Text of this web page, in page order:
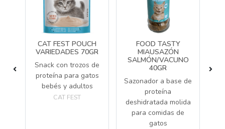
CAT FEST POUCH
VARIEDADES 70GR
Snack con trozos de
proteína para gatos
bebés y adultos
CAT FEST
FOOD TASTY
MIAUSAZÓN
SALMÓN/VACUNO
40GR
Sazonador a base de
proteína
deshidratada molida
para comidas de
gatos